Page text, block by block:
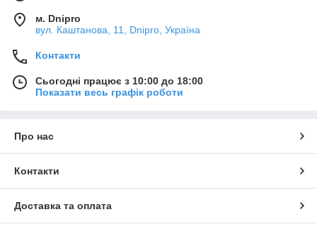
м. Dnipro
вул. Каштанова, 11, Dnipro, Україна
Контакти
Сьогодні працює з 10:00 до 18:00
Показати весь графік роботи
Про нас
Контакти
Доставка та оплата